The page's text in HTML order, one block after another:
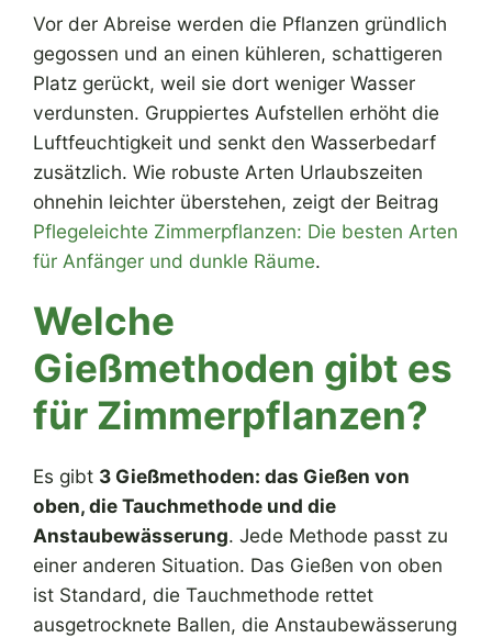
Vor der Abreise werden die Pflanzen gründlich
gegossen und an einen kühleren, schattigeren
Platz gerückt, weil sie dort weniger Wasser
verdunsten. Gruppiertes Aufstellen erhöht die
Luftfeuchtigkeit und senkt den Wasserbedarf
zusätzlich. Wie robuste Arten Urlaubszeiten
ohnehin leichter überstehen, zeigt der Beitrag
Pflegeleichte Zimmerpflanzen: Die besten Arten
für Anfänger und dunkle Räume.
Welche
Gießmethoden gibt es
für Zimmerpflanzen?
Es gibt 3 Gießmethoden: das Gießen von
oben, die Tauchmethode und die
Anstaubewässerung. Jede Methode passt zu
einer anderen Situation. Das Gießen von oben
ist Standard, die Tauchmethode rettet
ausgetrocknete Ballen, die Anstaubewässerung